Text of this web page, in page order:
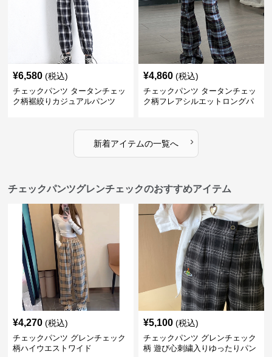
¥6,580 (税込)
チェックパンツ タータンチェッ
ク柄裾絞りカジュアルパンツ
¥4,860 (税込)
チェックパンツ タータンチェッ
ク柄フレアシルエットロングパ
新着アイテムの一覧へ ›
チェックパンツグレンチェックのおすすめアイテム
¥4,270 (税込)
チェックパンツ グレンチェック
柄ハイウエストワイド
¥5,100 (税込)
チェックパンツ グレンチェック
柄 遊び心刺繍入りゆったりパン